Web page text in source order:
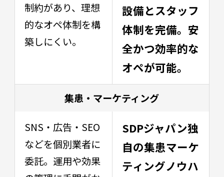
制約があり、理想
的なオペ体制を構
築しにくい。
設備とスタッフ
体制を完備。安
全かつ効率的な
オペが可能。
集患・マーケティング
SNS・広告・SEO
などを個別業者に
委託。運用や効果
SDPジャパン独
自の集患マーケ
ティングノウハ